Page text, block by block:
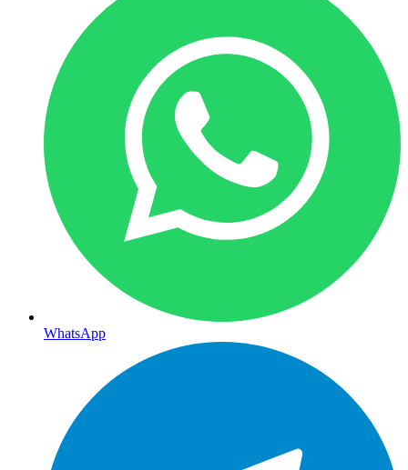
WhatsApp